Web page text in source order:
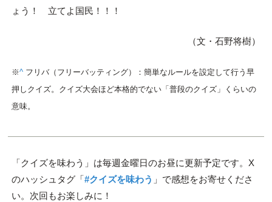
ょう！ 立てよ国民！！！
（文・石野将樹）
※^フリバ（フリーバッティング）：簡単なルールを設定して行う早
押しクイズ。クイズ大会ほど本格的でない「普段のクイズ」くらいの
意味。
「クイズを味わう」は毎週金曜日のお昼に更新予定です。X
のハッシュタグ「#クイズを味わう 」で感想をお寄せくださ
い。次回もお楽しみに！